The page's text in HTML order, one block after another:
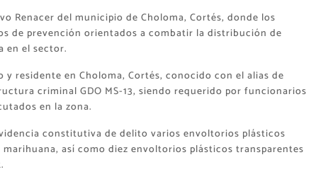
Renacer del municipio de Choloma, Cortés, donde los
de prevención orientados a combatir la distribución de
en el sector.
residente en Choloma, Cortés, conocido con el alias de
criminal GDO MS-13, siendo requerido por funcionarios
en la zona.
constitutiva de delito varios envoltorios plásticos
así como diez envoltorios plásticos transparentes